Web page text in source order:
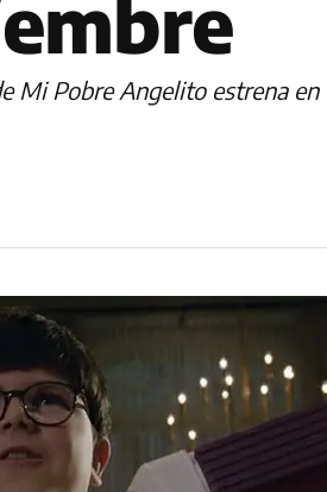
Mi Pobre Angelito estrena